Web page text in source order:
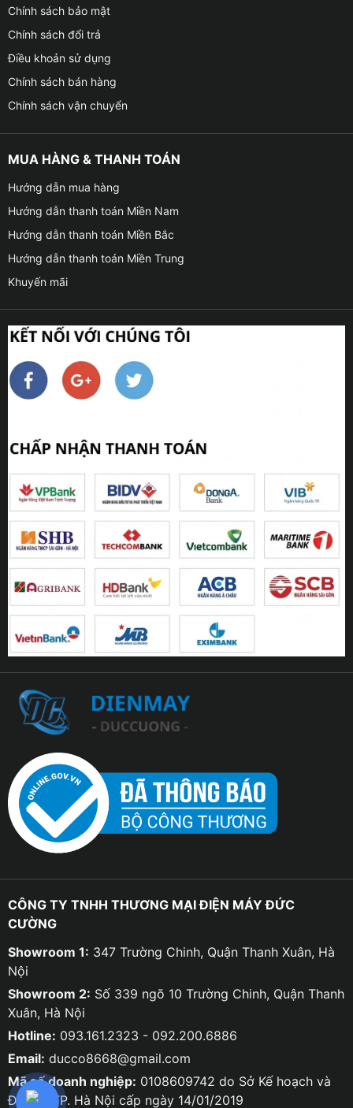
Chính sách bảo mật
Chính sách đổi trả
Điều khoản sử dụng
Chính sách bán hàng
Chính sách vận chuyển
MUA HÀNG & THANH TOÁN
Hướng dẫn mua hàng
Hướng dẫn thanh toán Miền Nam
Hướng dẫn thanh toán Miền Bắc
Hướng dẫn thanh toán Miền Trung
Khuyến mãi
CÔNG TY TNHH THƯƠNG MẠI ĐIỆN MÁY ĐỨC
CƯỜNG
Showroom 1: 347 Trường Chinh, Quận Thanh Xuân, Hà
Nội
Showroom 2: Số 339 ngõ 10 Trường Chinh, Quận Thanh
Xuân, Hà Nội
Hotline: 093.161.2323 - 092.200.6886
Email: ducco8668@gmail.com
Mã số doanh nghiệp: 0108609742 do Sở Kế hoạch và
Đầu tư TP. Hà Nội cấp ngày 14/01/2019